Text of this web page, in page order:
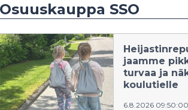
Osuuskauppa SSO
jaamme
turvaa ja
koulutielle
6.8.2026 09:50:00